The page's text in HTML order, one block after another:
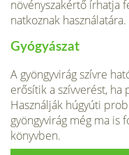
növényszakértő írhatja
natkoznak használatára.
Gyógyászat
A gyöngyvirág szívre
erősítik a szívverést, ha
Használják húgyúti
gyöngyvirág még ma is
könyvben.